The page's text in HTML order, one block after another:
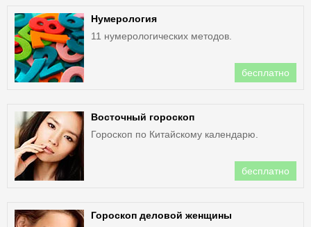
Нумерология
11 нумерологических методов.
бесплатно
Восточный гороскоп
Гороскоп по Китайскому календарю.
бесплатно
Гороскоп деловой женщины